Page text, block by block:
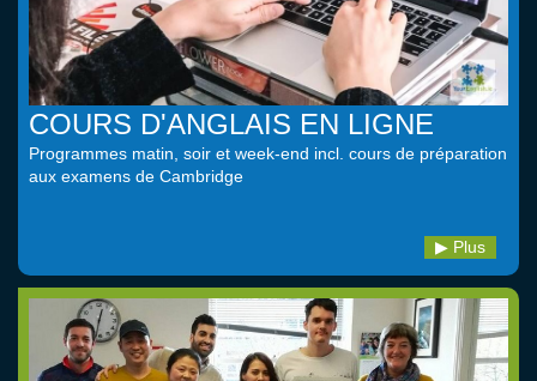
COURS D'ANGLAIS EN LIGNE
Programmes matin, soir et week-end incl. cours de préparation
aux examens de Cambridge
Plus